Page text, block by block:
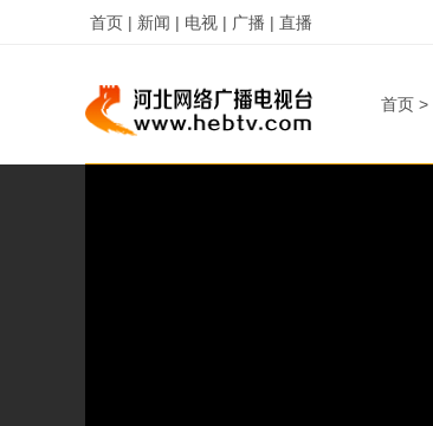
首页 | 新闻 | 电视 | 广播 | 直播
首页 >